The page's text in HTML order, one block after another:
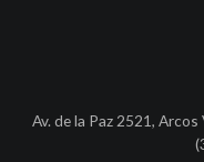
Av. de la Paz 2521, Arcos